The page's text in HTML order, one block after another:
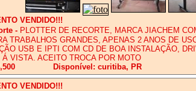
VENDIDO!!!
- PLOTTER DE RECORTE, MARCA JIACHEM
TRABALHOS GRANDES, APENAS 2 ANOS DE
USB E IPTI COM CD DE BOA INSTALAÇÃO,
Á VISTA. ACEITO TROCA POR MOTO
Disponível: curitiba, PR
VENDIDO!!!